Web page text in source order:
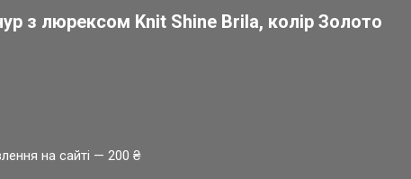
з люрексом Knit Shine Brila, колір Золото
на сайті — 200 ₴